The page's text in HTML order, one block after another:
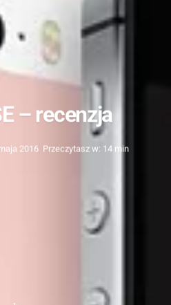
– recenzja
2016 Przeczytasz w: 14 min